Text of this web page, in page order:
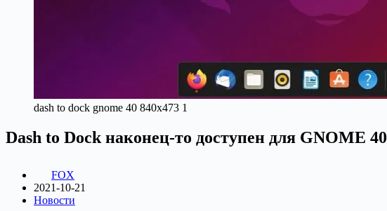
dash to dock gnome 40 840x473 1
Dash to Dock наконец-то доступен для GNOME 40
FOX
2021-10-21
Новости